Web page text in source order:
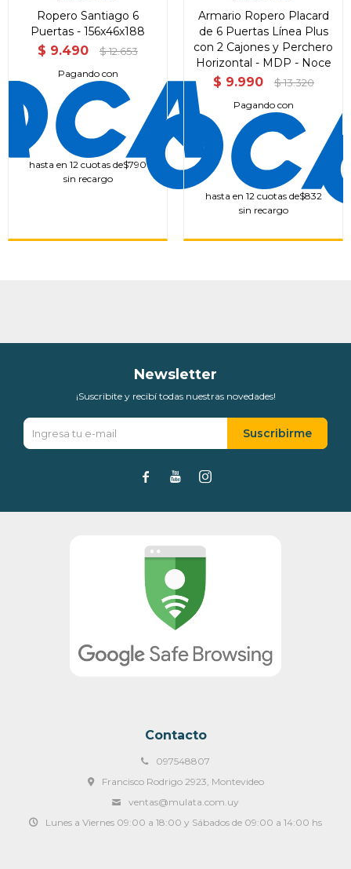
Ropero Santiago 6
Puertas - 156x46x188
$ 9.490 $ 12.653
Pagando con
hasta en 12 cuotas de$790
sin recargo
Armario Ropero Placard
de 6 Puertas Línea Plus
con 2 Cajones y Perchero
Horizontal - MDP - Noce
$ 9.990 $ 13.320
Pagando con
hasta en 12 cuotas de$832
sin recargo
Contacto
097548807
Francisco Rodrigo 2923, Montevideo
ventas@mulata.com.uy
Lunes a Viernes 09:00 a 18:00 y Sábados de 09:00 a 14:00 hs
Newsletter
¡Suscribite y recibí todas nuestras novedades!
Suscribirme
  